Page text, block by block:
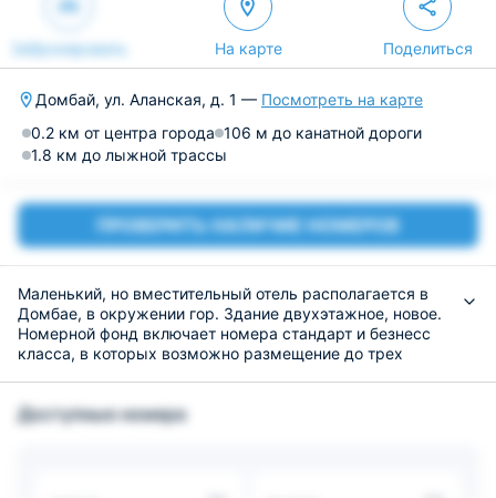
Забронировать На карте Поделиться
Домбай, ул. Аланская, д. 1 — Посмотреть на карте
0.2 км от центра города 106 м до канатной дороги
1.8 км до лыжной трассы
ПРОВЕРИТЬ НАЛИЧИЕ НОМЕРОВ
Маленький, но вместительный отель располагается в
Домбае, в окружении гор. Здание двухэтажное, новое.
Номерной фонд включает номера стандарт и безнесс
класса, в которых возможно размещение до трех
блокам: туалет, душевая кабинка, раковина. Все
Доступные номера